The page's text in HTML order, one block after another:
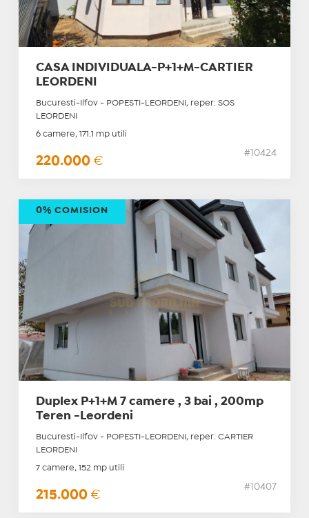
CASA INDIVIDUALA-P+1+M-CARTIER
LEORDENI
Bucuresti-Ilfov - POPESTI-LEORDENI, reper: SOS
LEORDENI
6 camere, 171.1 mp utili
220.000 €
#10424
Duplex P+1+M 7 camere , 3 bai , 200mp
Teren -Leordeni
Bucuresti-Ilfov - POPESTI-LEORDENI, reper: CARTIER
LEORDENI
7 camere, 152 mp utili
215.000 €
#10407
0% COMISION